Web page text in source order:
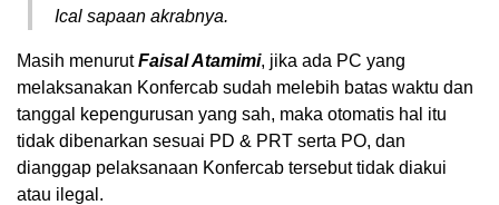
Ical sapaan akrabnya.
Masih menurutFaisal Atamimi, jika ada PC yang
melaksanakan Konfercab sudah melebih batas waktu dan
tanggal kepengurusan yang sah, maka otomatis hal itu
tidak dibenarkan sesuai PD & PRT serta PO, dan
dianggap pelaksanaan Konfercab tersebut tidak diakui
atau ilegal.